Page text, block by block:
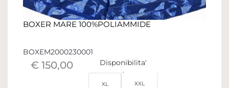
BOXER MARE 100%POLIAMMIDE
BOXEM2000230001
€ 150,00 Disponibilita'
XL XXL